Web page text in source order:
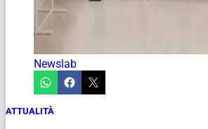
Newslab
ATTUALITÀ